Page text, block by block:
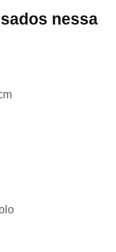
nessa